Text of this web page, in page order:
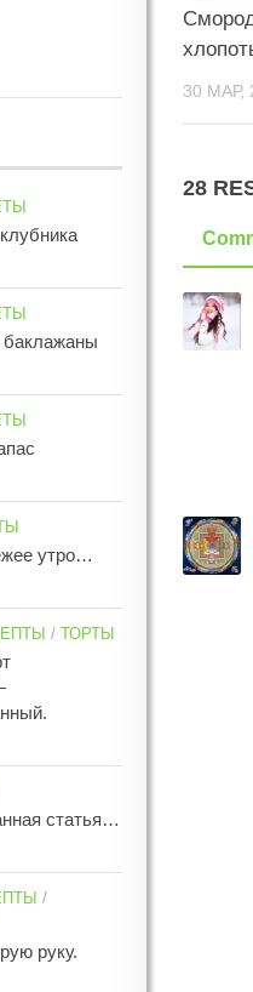
30 МАР,
28
утро…
/ ТОРТЫ
статья…
/
руку.